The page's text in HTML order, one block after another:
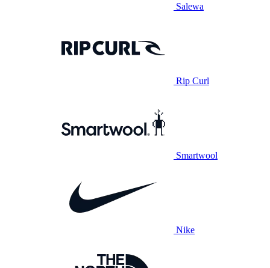
Salewa
Rip Curl
Smartwool
Nike